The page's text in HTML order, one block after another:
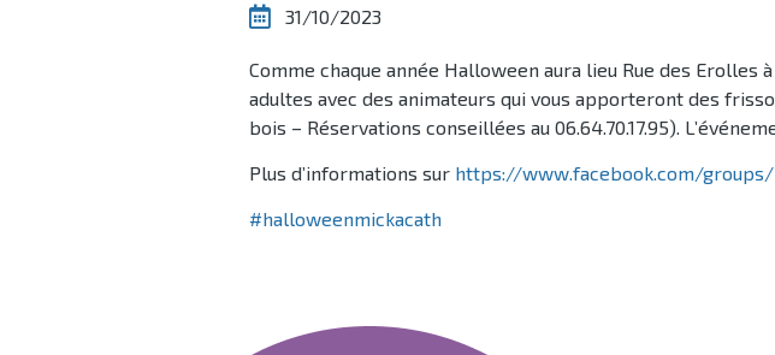
31/10/2023
Comme chaque année Halloween aura lieu Rue des
adultes avec des animateurs qui vous apporteront des
bois – Réservations conseillées au 06.64.70.17.95).
Plus d’informations sur https://www.facebook.com/
#halloweenmickacath